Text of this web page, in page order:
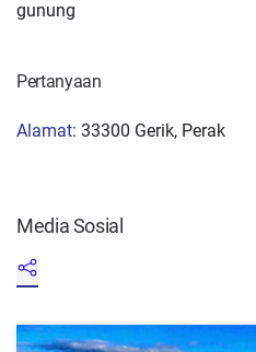
gunung
Pertanyaan
Alamat: 33300 Gerik, Perak
Media Sosial